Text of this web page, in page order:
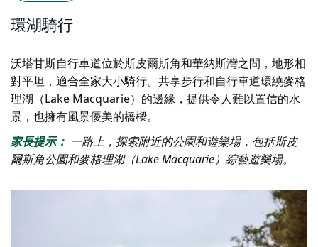
環湖騎行
沃塔甘斯自行車道位於斯皮爾斯角和華納斯灣之間，地形相
對平坦，適合全家大小騎行。共享步行和自行車道環繞麥格
理湖（Lake Macquarie）的邊緣，提供令人難以置信的水
景，也擁有風景優美的橋樑。
家長提示： 一路上，探索附近的公園和遊樂場，包括斯皮
爾斯角公園和麥格理湖（Lake Macquarie）綜藝遊樂場。